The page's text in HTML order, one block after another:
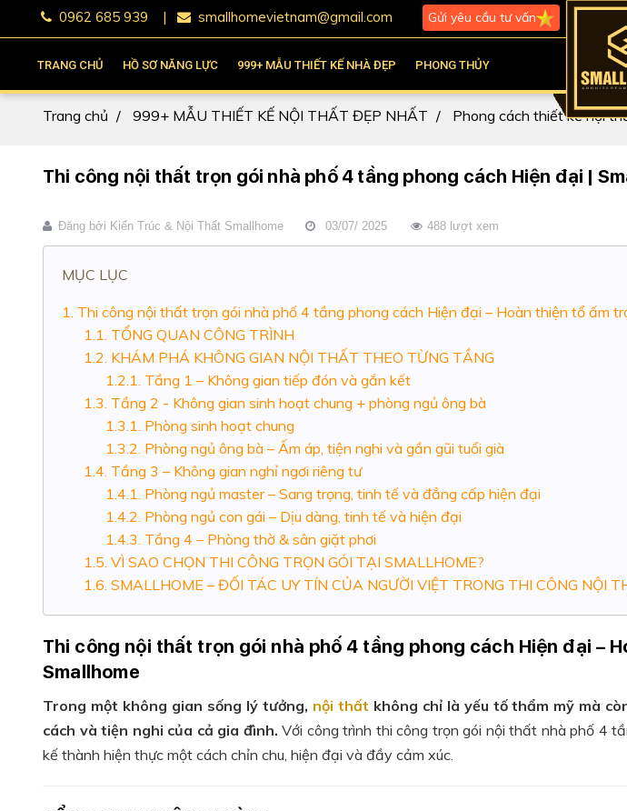
0962 685 939 | smallhomevietnam@gmail.com Gửi yêu cầu tư vấn
TRANG CHỦ HỒ SƠ NĂNG LỰC 999+ MẪU THIẾT KẾ NHÀ ĐẸP PHONG THỦY
Trang chủ 999+ MẪU THIẾT KẾ NỘI THẤT ĐẸP NHẤT Phong cách thiết kế nội
Thi công nội thất trọn gói nhà phố 4 tầng phong cách Hiện đại |
Đăng bởi Kiến Trúc & Nội Thất Smallhome 03/07/ 2025 488 lượt xem
MỤC LỤC
Thi công nội thất trọn gói nhà phố 4 tầng phong cách Hiện đại – Hoàn thiện tổ ấm
TỔNG QUAN CÔNG TRÌNH
KHÁM PHÁ KHÔNG GIAN NỘI THẤT THEO TỪNG TẦNG
Tầng 1 – Không gian tiếp đón và gắn kết
Tầng 2 - Không gian sinh hoạt chung + phòng ngủ ông bà
Phòng sinh hoạt chung
Phòng ngủ ông bà – Ấm áp, tiện nghi và gần gũi tuổi già
Tầng 3 – Không gian nghỉ ngơi riêng tư
Phòng ngủ master – Sang trọng, tinh tế và đẳng cấp hiện đại
Phòng ngủ con gái – Dịu dàng, tinh tế và hiện đại
Tầng 4 – Phòng thờ & sân giặt phơi
VÌ SAO CHỌN THI CÔNG TRỌN GÓI TẠI SMALLHOME?
SMALLHOME – ĐỐI TÁC UY TÍN CỦA NGƯỜI VIỆT TRONG THI CÔNG NỘI
Thi công nội thất trọn gói nhà phố 4 tầng phong cách Hiện đại –
Smallhome
Trong một không gian sống lý tưởng, nội thất không chỉ là yếu tố thẩm mỹ mà
cách và tiện nghi của cả gia đình. Với công trình thi công trọn gói nội thất nhà phố 4
kế thành hiện thực một cách chỉn chu, hiện đại và đầy cảm xúc.